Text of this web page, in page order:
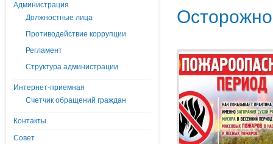
Администрация
Должностные лица
Противодействие коррупции
Регламент
Структура администрации
Интернет-приемная
Счетчик обращений граждан
Контакты
Совет